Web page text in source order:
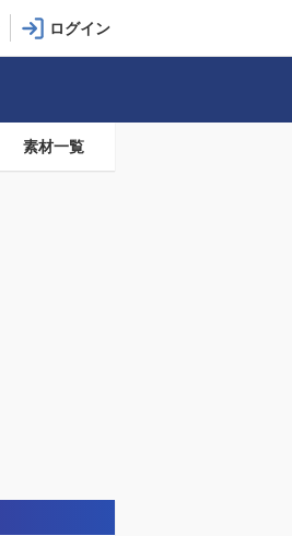
素材一覧